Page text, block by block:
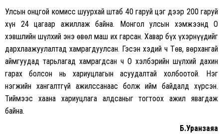
Улсын онцгой комисс шуурхай штаб 40 гаруй цэг дээр 200 гаруй
хүн 24 цагаар ажиллаж байна. Монгол улсын хэмжээнд О
хэвшлийн шүлхий энэ өвөл маш их гарсан. Хавар бүх үхэрнүүдийг
дархлаажуулалтад хамрагдуулсан. Гэсэн хэдий ч Төв, Өвөрхангай
аймгуудад тарьлагад хамрагдсан ч О хэлбэрийн шүлхий дахин
гарах болсон нь хариуцлагын асуудалтай холбоотой. Нэг
нэгжийн хангалтгүй ажилссанаас болж ийм байдалд хүрсэн.
Тиймээс хаана хариуцлага алдсаныг тогтоох ажил явагдаж
байна.
Б.Уранзаяа